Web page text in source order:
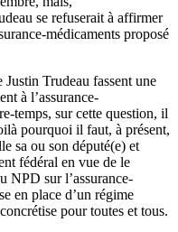
se refuserait à affirmer
médicaments proposé
Trudeau fassent une
à l’assurance-
temps, sur cette question, il
pourquoi il faut, à présent,
sa ou son député(e) et
fédéral en vue de le
NPD sur l’assurance-
en place d’un régime
pour toutes et tous.